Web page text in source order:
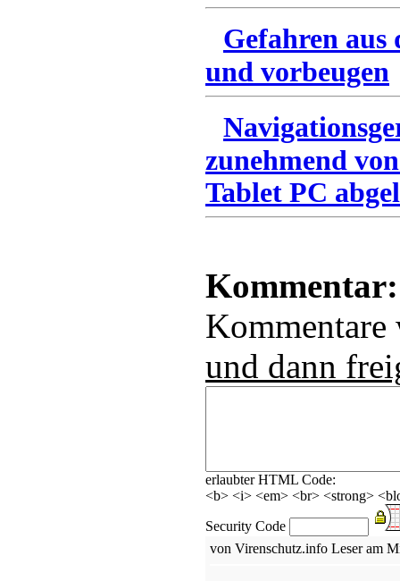
Gefahren
und vorbeugen
zunehmend
Tablet PC
Kommentar:
und dann
erlaubter HTML Code:
<b> <i> <em> <br> <strong>
Security Code
von Virenschutz.info Leser am